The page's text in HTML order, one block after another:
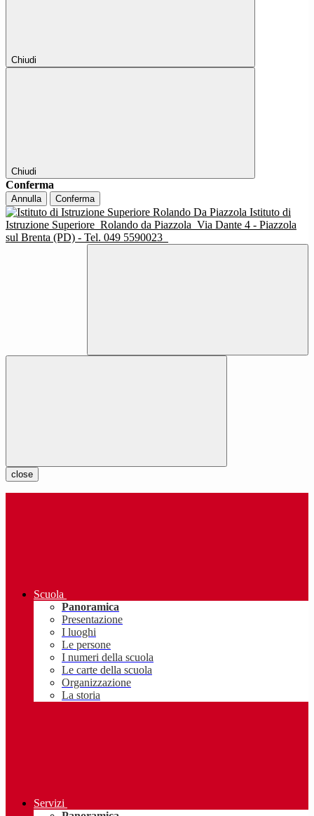
Chiudi
Chiudi
Conferma
Annulla Conferma
Istituto di
Istruzione Superiore Rolando da Piazzola Via Dante 4 - Piazzola
sul Brenta (PD) - Tel. 049 5590023
close
Scuola
Panoramica
Presentazione
I luoghi
Le persone
I numeri della scuola
Le carte della scuola
Organizzazione
La storia
Servizi